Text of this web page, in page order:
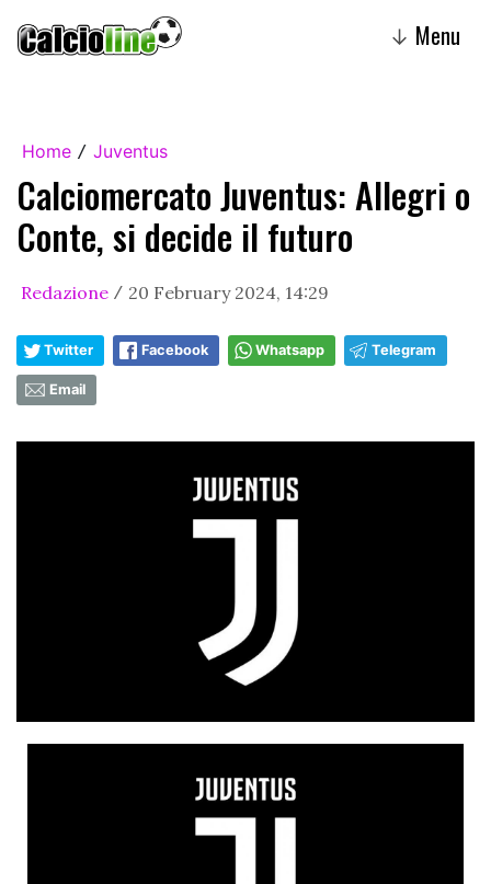
↓ Menu
Home / Juventus
Calciomercato Juventus: Allegri o
Conte, si decide il futuro
Redazione / 20 February 2024, 14:29
Twitter Facebook Whatsapp Telegram
Email